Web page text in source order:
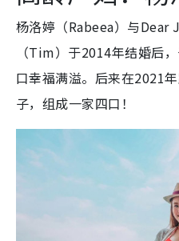
杨洛婷（Rabeea）与Dear
（Tim）于2014年结婚后
口幸福满溢。后来在2021
子，组成一家四口！